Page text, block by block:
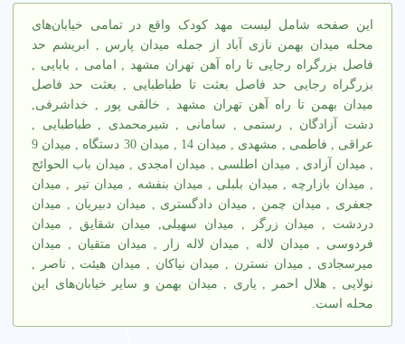
شهریه مهد کودک در میدان بهمن نازی آباد تهران به امکانات (مثل
آموزش دو زبانه یا دوربین مدار بسته) و ساعت کاری بستگی دارد.
برای تخمین دقیق، مشاوره رایگان بگیرید.
عوامل مؤثر بر شهریه
نوع برنامه (تمام وقت یا پاره وقت)، آموزش‌های ویژه (مثل زبان
انگلیسی)، و امکانات (مثل فضای بازی) بر شهریه تأثیر می گذارد.
راه های کاهش هزینه
مقایسه شهریه: شهریه مهد کودک های مختلف در میدان
بهمن نازی آباد تهران را مقایسه کنید.
مشاوره رایگان: از مشاوره برای تخمین هزینه استفاده کنید.
برنامه پاره وقت: انتخاب برنامه پاره وقت هزینه‌ها را کاهش
می‌دهد.
این صفحه شامل لیست مهد کودک واقع در تمامی خیابان‌های
محله میدان بهمن نازی آباد از جمله میدان پارس , ابریشم حد
فاصل بزرگراه رجایی تا راه آهن تهران مشهد , امامی , بابایی ,
بزرگراه رجایی حد فاصل بعثت تا طباطبایی , بعثت حد فاصل
میدان بهمن تا راه آهن تهران مشهد , خالقی پور , خداشرفی,
دشت آزادگان , رستمی , سامانی , شیرمحمدی , طباطبایی ,
عراقی , فاطمی , مشهدی , میدان 14 , میدان 30 دستگاه , میدان 9
, میدان آزادی , میدان اطلسی , میدان امجدی , میدان باب الحوائج
, میدان بازارچه , میدان بلبلی , میدان بنفشه , میدان تیر , میدان
جعفری , میدان چمن , میدان دادگستری , میدان دبیریان , میدان
دردشت , میدان زرگر , میدان سهیلی, میدان شقایق , میدان
فردوسی , میدان لاله , میدان لاله زار , میدان متقیان , میدان
میرسجادی , میدان نسترن , میدان نیاکان , میدان هیئت , ناصر ,
نولایی , هلال احمر , یاری , میدان بهمن و سایر خیابان‌های این
محله است.